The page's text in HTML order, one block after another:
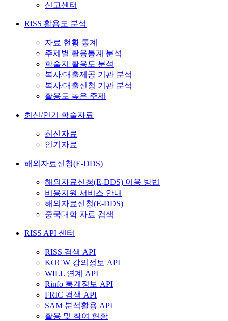
신고센터
RISS 활용도 분석
자료 현황 통계
주제별 활용통계 분석
학술지 활용도 분석
복사/대출제공 기관 분석
복사/대출신청 기관 분석
활용도 높은 주제
최신/인기 학술자료
최신자료
인기자료
해외자료신청(E-DDS)
해외자료신청(E-DDS) 이용 방법
비용지원 서비스 안내
해외자료신청(E-DDS)
중국대학 자료 검색
RISS API 센터
RISS 검색 API
KOCW 강의정보 API
WILL 연계 API
Rinfo 통계정보 API
FRIC 검색 API
SAM 분석활용 API
활용 및 참여 현황